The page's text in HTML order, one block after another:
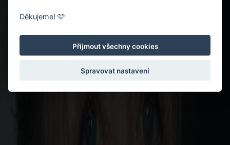
Děkujeme! 🩷
Přijmout všechny cookies
Spravovat nastavení